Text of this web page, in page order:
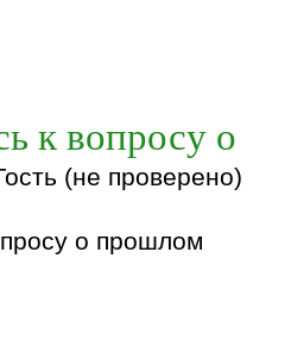
к вопросу о
(не проверено)
о прошлом